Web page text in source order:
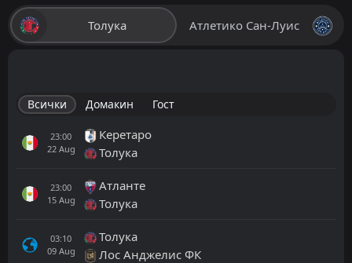
Толука Атлетико Сан-Луис
Всички Домакин Гост
23:00
22 Aug
Керетаро
Толука
23:00
15 Aug
Атланте
Толука
03:10
09 Aug
Толука
Лос Анджелис ФК